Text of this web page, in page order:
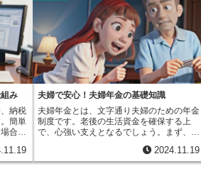
最終
ま
な修
会社
査定
た
るよ
と言
転を心がけ、交通ルールを遵守する家庭で
は、家族全員が同じような運転スタイルを
持つため、車の台数が増えても事故を起こ
す確率はそれほど変わらないと予想されま
す。つまり、一台目の車の運転履歴が良好
であれば、二台目以降の車も同様に安全に
運転される可能性が高いと判断できるので
す。ただし、複数所有自動車割引は、保険
会社によって名称や適用条件が異なる場合
があります。割引率や適用される車の範
囲、運転者の条件など、細かな点が各社で
違いますので、契約前にしっかりと確認す
ることが大切です。複数の保険会社を比較
検討し、自分の家族に最適な保険を選ぶよ
の中
んや
るも
肺と
もの
範囲
を軽
対象
加入
が限
の部
う点
限定
がん
せ
保険
代と世代が互いに支え合うという精神を大
切にしています。今の現役世代は親の世代
を支え、将来自分たちが年金を受け取る年
齢になった時には、次の世代に支えてもら
うという、持ちつ持たれつの関係を築いて
いるのです。集めたお金を貯めて運用し、
そこから年金を支払う方法とは異なり、賦
課方式は、その時に集まったお金をすぐに
年金として支給します。ですから、社会全
体の景気が良い時は年金額が増える可能性
もあれば、景気が悪い時は年金額が減って
しまう可能性もあるなど、社会全体の経済
状況の影響を受けやすいという特徴があり
ます。例えば、少子高齢化が進むと、年金
を支払う現役世代の人数が減り、年金を受
け取る高齢者の数は増えます。これは、少
み
納税
簡単
合、
こと
額を
夫婦で安心！夫婦年金の基礎知識
夫婦年金とは、文字通り夫婦のための年金
制度です。老後の生活資金を確保する上
で、心強い支えとなるでしょう。まず、夫
表的なものとしては、国民年金と厚生年金
に基づくものがあります。国民年金は、日
2024.11.19